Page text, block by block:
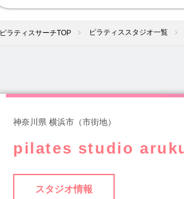
ピラティスサーチTOP ピラティススタジオ一覧
神奈川県 横浜市（市街地）
pilates studio aruku
スタジオ情報